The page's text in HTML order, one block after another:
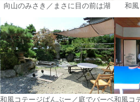
向山のみさき／まさに目の前は湖 和
和風コテージばんぶー／庭でバーベ和風コ